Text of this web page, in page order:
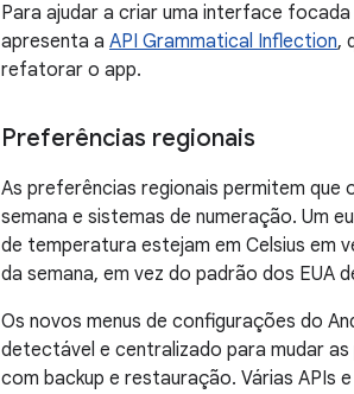
Para ajudar a criar uma interface
apresenta a API Grammatical Inflection,
refatorar o app.
Preferências regionais
As preferências regionais permitem que
semana e sistemas de numeração. Um
de temperatura estejam em Celsius em
da semana, em vez do padrão dos EUA
Os novos menus de configurações do
detectável e centralizado para mudar
com backup e restauração. Várias APIs